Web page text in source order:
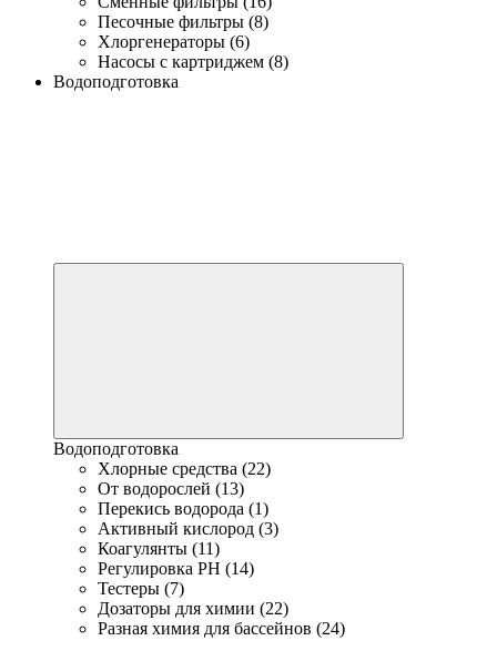
Песочные фильтры (8)
Хлоргенераторы (6)
Насосы с картриджем (8)
Водоподготовка
Водоподготовка
Хлорные средства (22)
От водорослей (13)
Перекись водорода (1)
Активный кислород (3)
Коагулянты (11)
Регулировка PH (14)
Тестеры (7)
Дозаторы для химии (22)
Разная химия для бассейнов (24)